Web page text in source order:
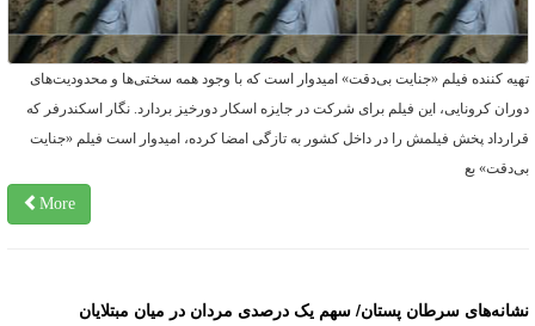
کننده فیلم «جنایت بی‌دقت» امیدوار است که با وجود همه سختی‌ها و محدودیت‌های
کرونایی، این فیلم برای شرکت در جایزه اسکار دورخیز بردارد. نگار اسکندرفر که
پخش فیلمش را در داخل کشور به تازگی امضا کرده، امیدوار است فیلم «جنایت
بع
More
سرطان پستان/ سهم یک درصدی مردان در میان مبتلایان